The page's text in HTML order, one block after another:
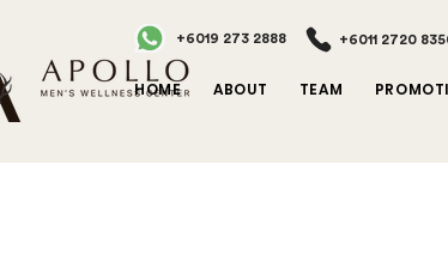
+6019 273 2888 +6011 2720
HOME ABOUT TEAM